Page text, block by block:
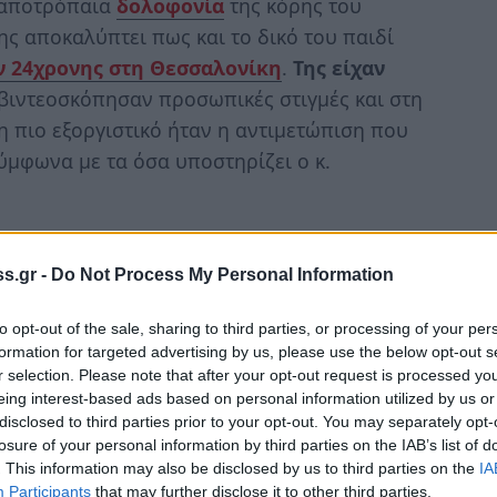
- Do Not Process My Personal Information
opt-out of the sale, sharing to third parties, or processing of your
for targeted advertising by us, please use the below opt-out
selection. Please note that after your opt-out request is processed
interest-based ads based on personal information utilized by us
to third parties prior to your opt-out. You may separately
of your personal information by third parties on the IAB’s list of
This information may also be disclosed by us to third parties on the
Participants that may further disclose it to other third parties.
αποκαλύπτει πως και το δικό του παιδί
24χρονης στη Θεσσαλονίκη. Της είχαν
προσωπικές στιγμές και στη
εξοργιστικό ήταν η αντιμετώπιση που
με τα όσα υποστηρίζει ο κ.
χάπια βιασμούαπό κάποια "καλόπαιδα" της
που δώσαμε. Είναι γνωστά τα ονόματα.
να πάει να κάνει την καταγγελία»
μιλώντας στην ΕΡΤ. Και συνέχισε την
βίντεο και την απειλούσαν. Καιυπήρξε
"γίνε ντετέκτιβ και φέρε μας το βίντεο".